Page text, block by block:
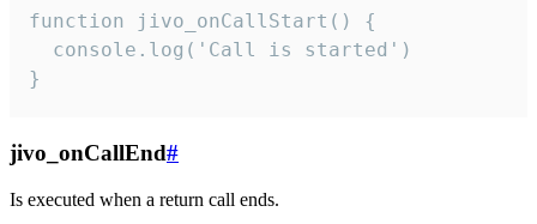
function jivo_onCallStart() {
  console.log('Call is started')
}
jivo_onCallEnd#
Is executed when a return call ends.